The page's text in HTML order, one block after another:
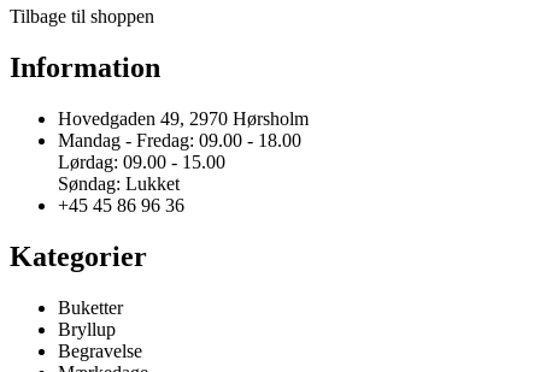
Tilbage til shoppen
Information
Hovedgaden 49, 2970 Hørsholm
Mandag - Fredag: 09.00 - 18.00
Lørdag: 09.00 - 15.00
Søndag: Lukket
+45 45 86 96 36
Kategorier
Buketter
Bryllup
Begravelse